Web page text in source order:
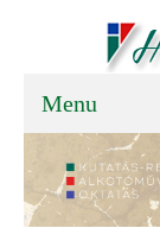
Menu
FŐOLDAL